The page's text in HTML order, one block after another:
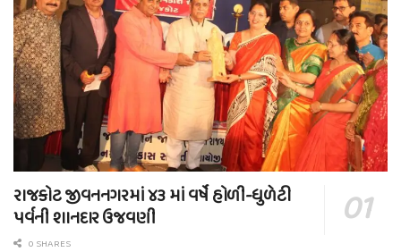
રાજકોટ જીવનનગરમાં ૪૩ માં વર્ષે હોળી-ધુળેટી
પર્વની શાનદાર ઉજવણી
0 SHARES